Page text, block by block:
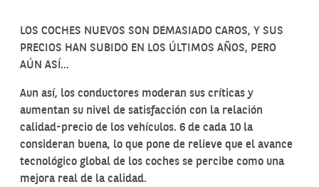
LOS COCHES NUEVOS SON DEMASIADO CAROS, Y SUS
PRECIOS HAN SUBIDO EN LOS ÚLTIMOS AÑOS, PERO
AÚN ASÍ…
Aun así, los conductores moderan sus críticas y
aumentan su nivel de satisfacción con la relación
calidad-precio de los vehículos. 6 de cada 10 la
consideran buena, lo que pone de relieve que el avance
tecnológico global de los coches se percibe como una
mejora real de la calidad.